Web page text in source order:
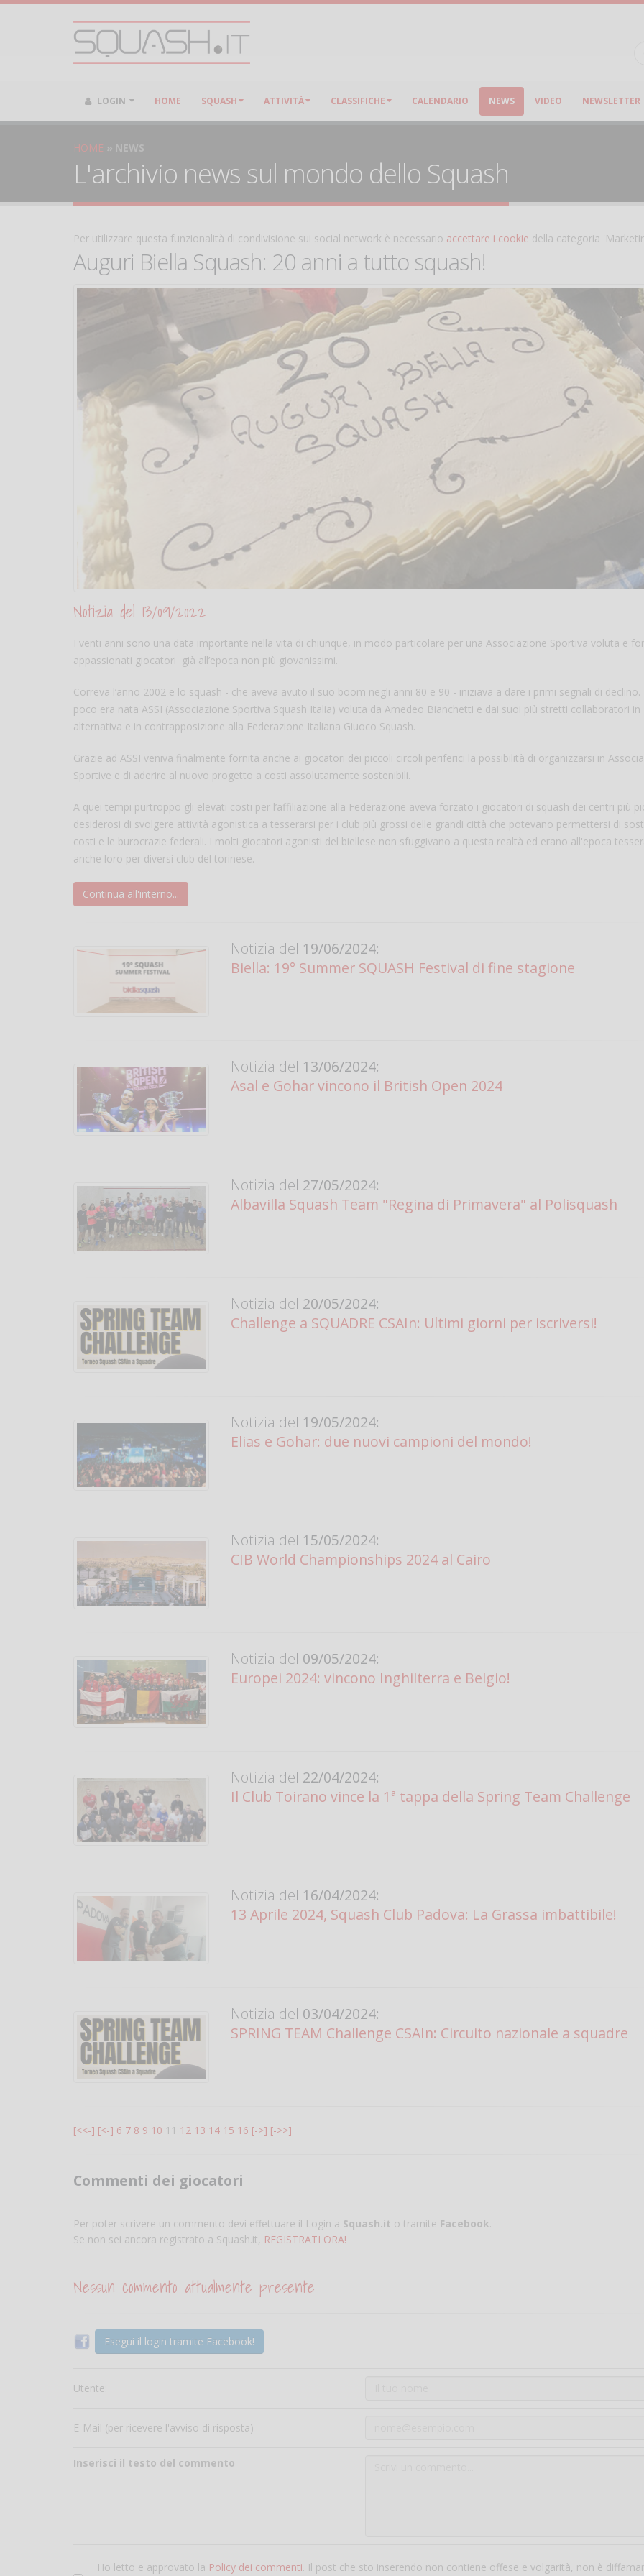
LOGIN HOME SQUASH ATTIVITÀ CLASSIFICHE CALENDARIO NEWS VIDEO NEWSLETTER
HOME NEWS
L'archivio news sul mondo dello Squash
Per utilizzare questa funzionalità di condivisione sui social network è necessario accettare i cookie della categoria
Auguri Biella Squash: 20 anni a tutto squash!
Notizia del 13/09/2022
I venti anni sono una data importante nella vita di chiunque, in modo particolare per una Associazione Sportiva voluta e
appassionati giocatori già all’epoca non più giovanissimi.
Correva l’anno 2002 e lo squash - che aveva avuto il suo boom negli anni 80 e 90 - iniziava a dare i primi segnali di declino.
poco era nata ASSI (Associazione Sportiva Squash Italia) voluta da Amedeo Bianchetti e dai suoi più stretti collaboratori in
alternativa e in contrapposizione alla Federazione Italiana Giuoco Squash.
Grazie ad ASSI veniva finalmente fornita anche ai giocatori dei piccoli circoli periferici la possibilità di organizzarsi in
Sportive e di aderire al nuovo progetto a costi assolutamente sostenibili.
A quei tempi purtroppo gli elevati costi per l’affiliazione alla Federazione aveva forzato i giocatori di squash dei centri più
desiderosi di svolgere attività agonistica a tesserarsi per i club più grossi delle grandi città che potevano permettersi di
costi e le burocrazie federali. I molti giocatori agonisti del biellese non sfuggivano a questa realtà ed erano all'epoca
anche loro per diversi club del torinese.
Continua all'interno...
Notizia del 19/06/2024:
Biella: 19° Summer SQUASH Festival di fine stagione
Notizia del 13/06/2024:
Asal e Gohar vincono il British Open 2024
Notizia del 27/05/2024:
Albavilla Squash Team "Regina di Primavera" al Polisquash
Notizia del 20/05/2024:
Challenge a SQUADRE CSAIn: Ultimi giorni per iscriversi!
Notizia del 19/05/2024:
Elias e Gohar: due nuovi campioni del mondo!
Notizia del 15/05/2024:
CIB World Championships 2024 al Cairo
Notizia del 09/05/2024:
Europei 2024: vincono Inghilterra e Belgio!
Notizia del 22/04/2024:
Il Club Toirano vince la 1ª tappa della Spring Team Challenge
Notizia del 16/04/2024:
13 Aprile 2024, Squash Club Padova: La Grassa imbattibile!
Notizia del 03/04/2024:
SPRING TEAM Challenge CSAIn: Circuito nazionale a squadre
[<<-] [<-] 6 7 8 9 10 11 12 13 14 15 16 [->] [->>]
Commenti dei giocatori
Per poter scrivere un commento devi effettuare il Login a Squash.it o tramite Facebook.
Se non sei ancora registrato a Squash.it, REGISTRATI ORA!
Nessun commento attualmente presente
Esegui il login tramite Facebook!
Utente:
E-Mail (per ricevere l'avviso di risposta)
Inserisci il testo del commento
Ho letto e approvato la Policy dei commenti. Il post che sto inserendo non contiene offese e volgarità, non è
Salve,
come fare per